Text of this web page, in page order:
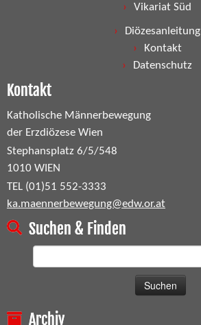
Vikariat Süd
Diözesanleitung
Kontakt
Datenschutz
Kontakt
Katholische Männerbewegung
der Erzdiözese Wien
Stephansplatz 6/5/548
1010 WIEN
TEL (01)51 552-3333
ka.maennerbewegung@edw.or.at
Suchen & Finden
Archiv